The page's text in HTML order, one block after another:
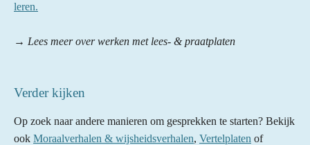
leren.
→ Lees meer over werken met lees- & praatplaten
Verder kijken
Op zoek naar andere manieren om gesprekken te starten? Bekijk
ook Moraalverhalen & wijsheidsverhalen, Vertelplaten of